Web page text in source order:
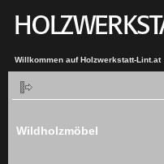
Willkommen auf Holzwerkstatt-Lint.at
Wildholzmöbel